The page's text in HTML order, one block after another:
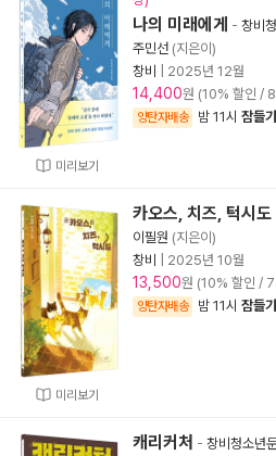
미리보기
나의 미래에게 - 창비
주민선 (지은이)
창비
2025년 12월
14,400원 (10% 할인 /
양탄자배송 밤 11시 잠들
미리보기
카오스, 치즈, 턱시도
이필원 (지은이)
창비
2025년 10월
13,500원 (10% 할인 /
양탄자배송 밤 11시 잠들
캐리커처 - 창비청소년